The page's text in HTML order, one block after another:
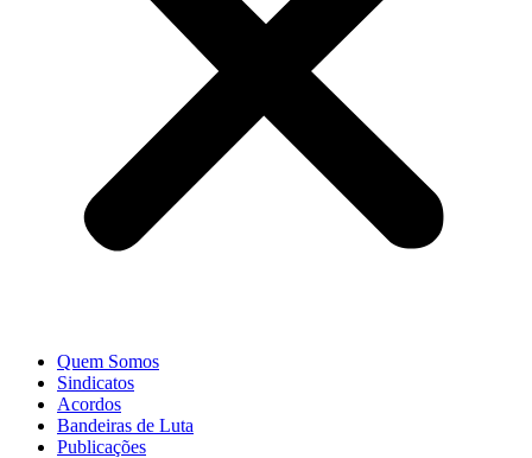
Quem Somos
Sindicatos
Acordos
Bandeiras de Luta
Publicações